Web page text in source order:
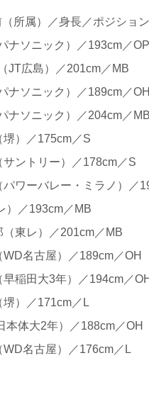
所属）／身長／ポジショ
ソニック）／193cm／OP
広島）／201cm／MB
ソニック）／189cm／OH
ソニック）／204cm／MB
）／175cm／S
ントリー）／178cm／S
ワーバレー・ミラノ）
／193cm／MB
東レ）／201cm／MB
名古屋）／189cm／OH
稲田大3年）／194cm／OH
）／171cm／L
体大2年）／188cm／OH
名古屋）／176cm／L